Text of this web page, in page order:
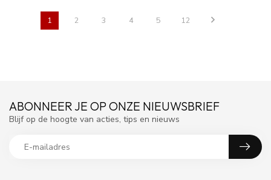
1 2 3 4 5 12
ABONNEER JE OP ONZE NIEUWSBRIEF
Blijf op de hoogte van acties, tips en nieuws